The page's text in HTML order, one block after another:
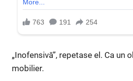
„Inofensivă”, repetase el. Ca un
mobilier.